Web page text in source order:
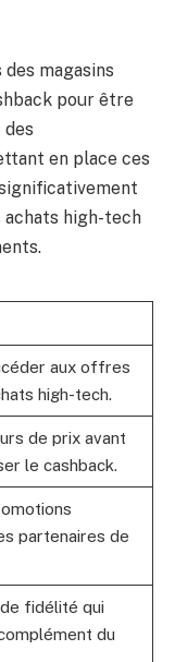
magasins
pour être
en place ces
achats high-tech
aux offres
high-tech.
de prix avant
le cashback.
partenaires de
fidélité qui
du